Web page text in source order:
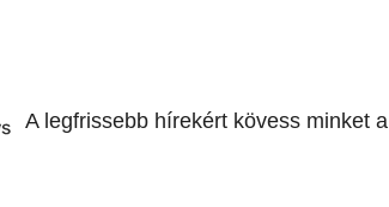
A legfrissebb hírekért kövess minket a